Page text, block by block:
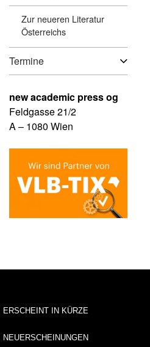
Zur neueren Literatur
Österreichs
Termine
new academic press og
Feldgasse 21/2
A – 1080 Wien
ERSCHEINT IN KÜRZE
NEUERSCHEINUNGEN